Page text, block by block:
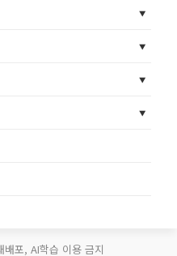
포, AI학습 이용 금지